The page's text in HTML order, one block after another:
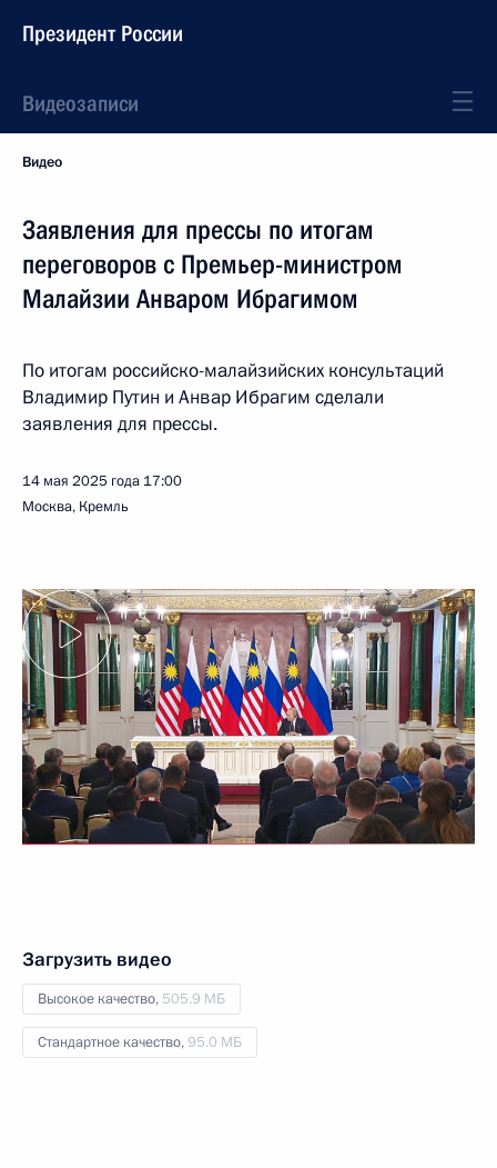
Президент России
Видеозаписи
Видео
Заявления для прессы по итогам
переговоров с Премьер-министром
Малайзии Анваром Ибрагимом
По итогам российско-малайзийских консультаций
Владимир Путин и Анвар Ибрагим сделали
заявления для прессы.
14 мая 2025 года 17:00
Москва, Кремль
Загрузить видео
Высокое качество, 505.9 МБ
Стандартное качество,95.0 МБ